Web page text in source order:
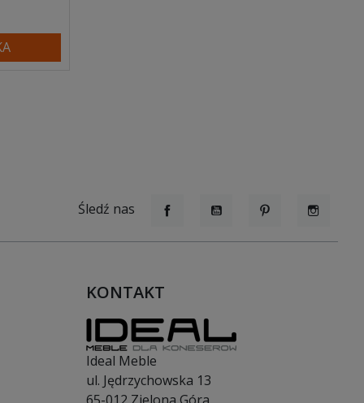
Śledź nas
KONTAKT
Ideal Meble
ul. Jędrzychowska 13